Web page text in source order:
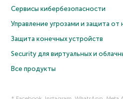
Сервисы кибербезопасности
Управление угрозами и защита от
Защита конечных устройств
Security для виртуальных и
Все продукты